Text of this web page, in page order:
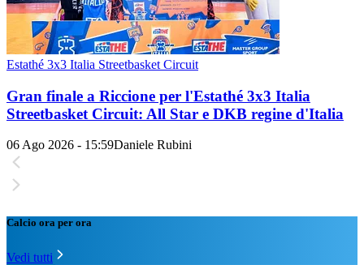
Estathé 3x3 Italia Streetbasket Circuit
Gran finale a Riccione per l'Estathé 3x3 Italia
Streetbasket Circuit: All Star e DKB regine d'Italia
06 Ago 2026 - 15:59Daniele Rubini
Calcio ora per ora
Vedi tutti